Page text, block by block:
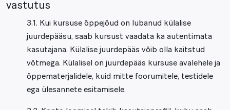
vastutus
3.1. Kui kursuse õppejõud on lubanud külalise
juurdepääsu, saab kursust vaadata ka autentimata
kasutajana. Külalise juurdepääs võib olla kaitstud
võtmega. Külalisel on juurdepääs kursuse avalehele ja
õppematerjalidele, kuid mitte foorumitele, testidele
ega ülesannete esitamisele.